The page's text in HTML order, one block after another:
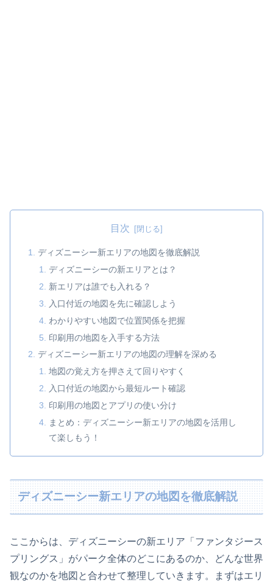
目次
ディズニーシー新エリアの地図を徹底解説
ディズニーシーの新エリアとは？
新エリアは誰でも入れる？
入口付近の地図を先に確認しよう
わかりやすい地図で位置関係を把握
印刷用の地図を入手する方法
ディズニーシー新エリアの地図の理解を深める
地図の覚え方を押さえて回りやすく
入口付近の地図から最短ルート確認
印刷用の地図とアプリの使い分け
まとめ：ディズニーシー新エリアの地図を活用し
て楽しもう！
ディズニーシー新エリアの地図を徹底解説
ここからは、ディズニーシーの新エリア「ファンタジース
プリングス」がパーク全体のどこにあるのか、どんな世界
観なのかを地図と合わせて整理していきます。まずはエリ